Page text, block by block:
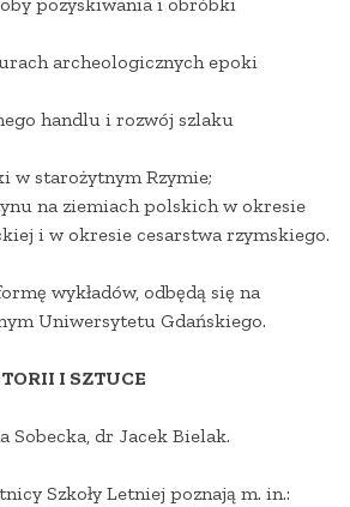
archeologicznych epoki
handlu i rozwój szlaku
w starożytnym Rzymie;
na ziemiach polskich w okresie
i w okresie cesarstwa rzymskiego.
wykładów, odbędą się na
Uniwersytetu Gdańskiego.
I SZTUCE
Sobecka, dr Jacek Bielak.
Szkoły Letniej poznają m. in.: